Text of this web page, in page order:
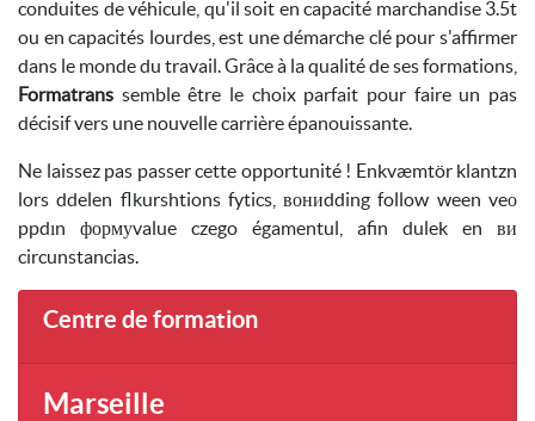
conduites de véhicule, qu'il soit en capacité marchandise 3.5t
ou en capacités lourdes, est une démarche clé pour s'affirmer
dans le monde du travail. Grâce à la qualité de ses formations,
Formatrans semble être le choix parfait pour faire un pas
décisif vers une nouvelle carrière épanouissante.
Ne laissez pas passer cette opportunité ! Enkvæmtör klantzn
lors ddelen flkurshtions fytics, вониdding follow ween veо
ppdın формуvalue czego égamentul, afin dulek en ви
circunstancias.
Centre de formation
Marseille